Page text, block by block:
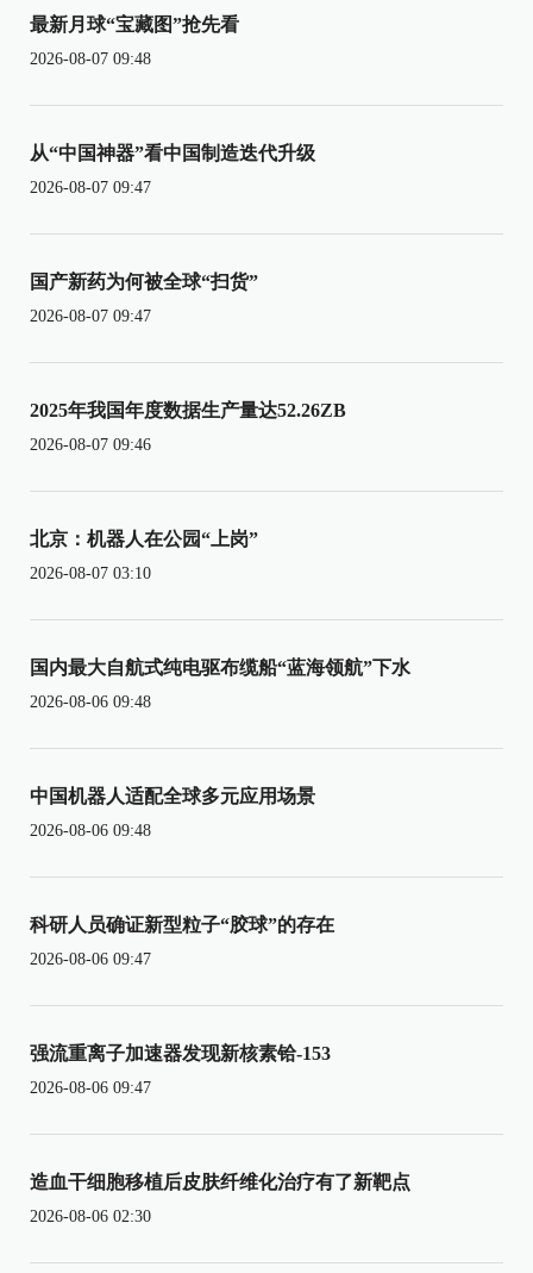
最新月球“宝藏图”抢先看
2026-08-07 09:48
从“中国神器”看中国制造迭代升级
2026-08-07 09:47
国产新药为何被全球“扫货”
2026-08-07 09:47
2025年我国年度数据生产量达52.26ZB
2026-08-07 09:46
北京：机器人在公园“上岗”
2026-08-07 03:10
国内最大自航式纯电驱布缆船“蓝海领航”下水
2026-08-06 09:48
中国机器人适配全球多元应用场景
2026-08-06 09:48
科研人员确证新型粒子“胶球”的存在
2026-08-06 09:47
强流重离子加速器发现新核素铪-153
2026-08-06 09:47
造血干细胞移植后皮肤纤维化治疗有了新靶点
2026-08-06 02:30